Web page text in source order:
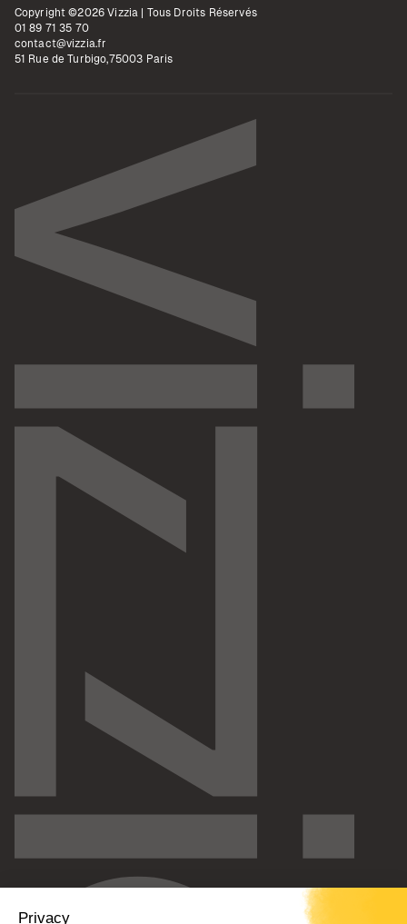
Copyright ©2026 Vizzia | Tous Droits Réservés
01 89 71 35 70
contact@vizzia.fr
51 Rue de Turbigo,75003 Paris